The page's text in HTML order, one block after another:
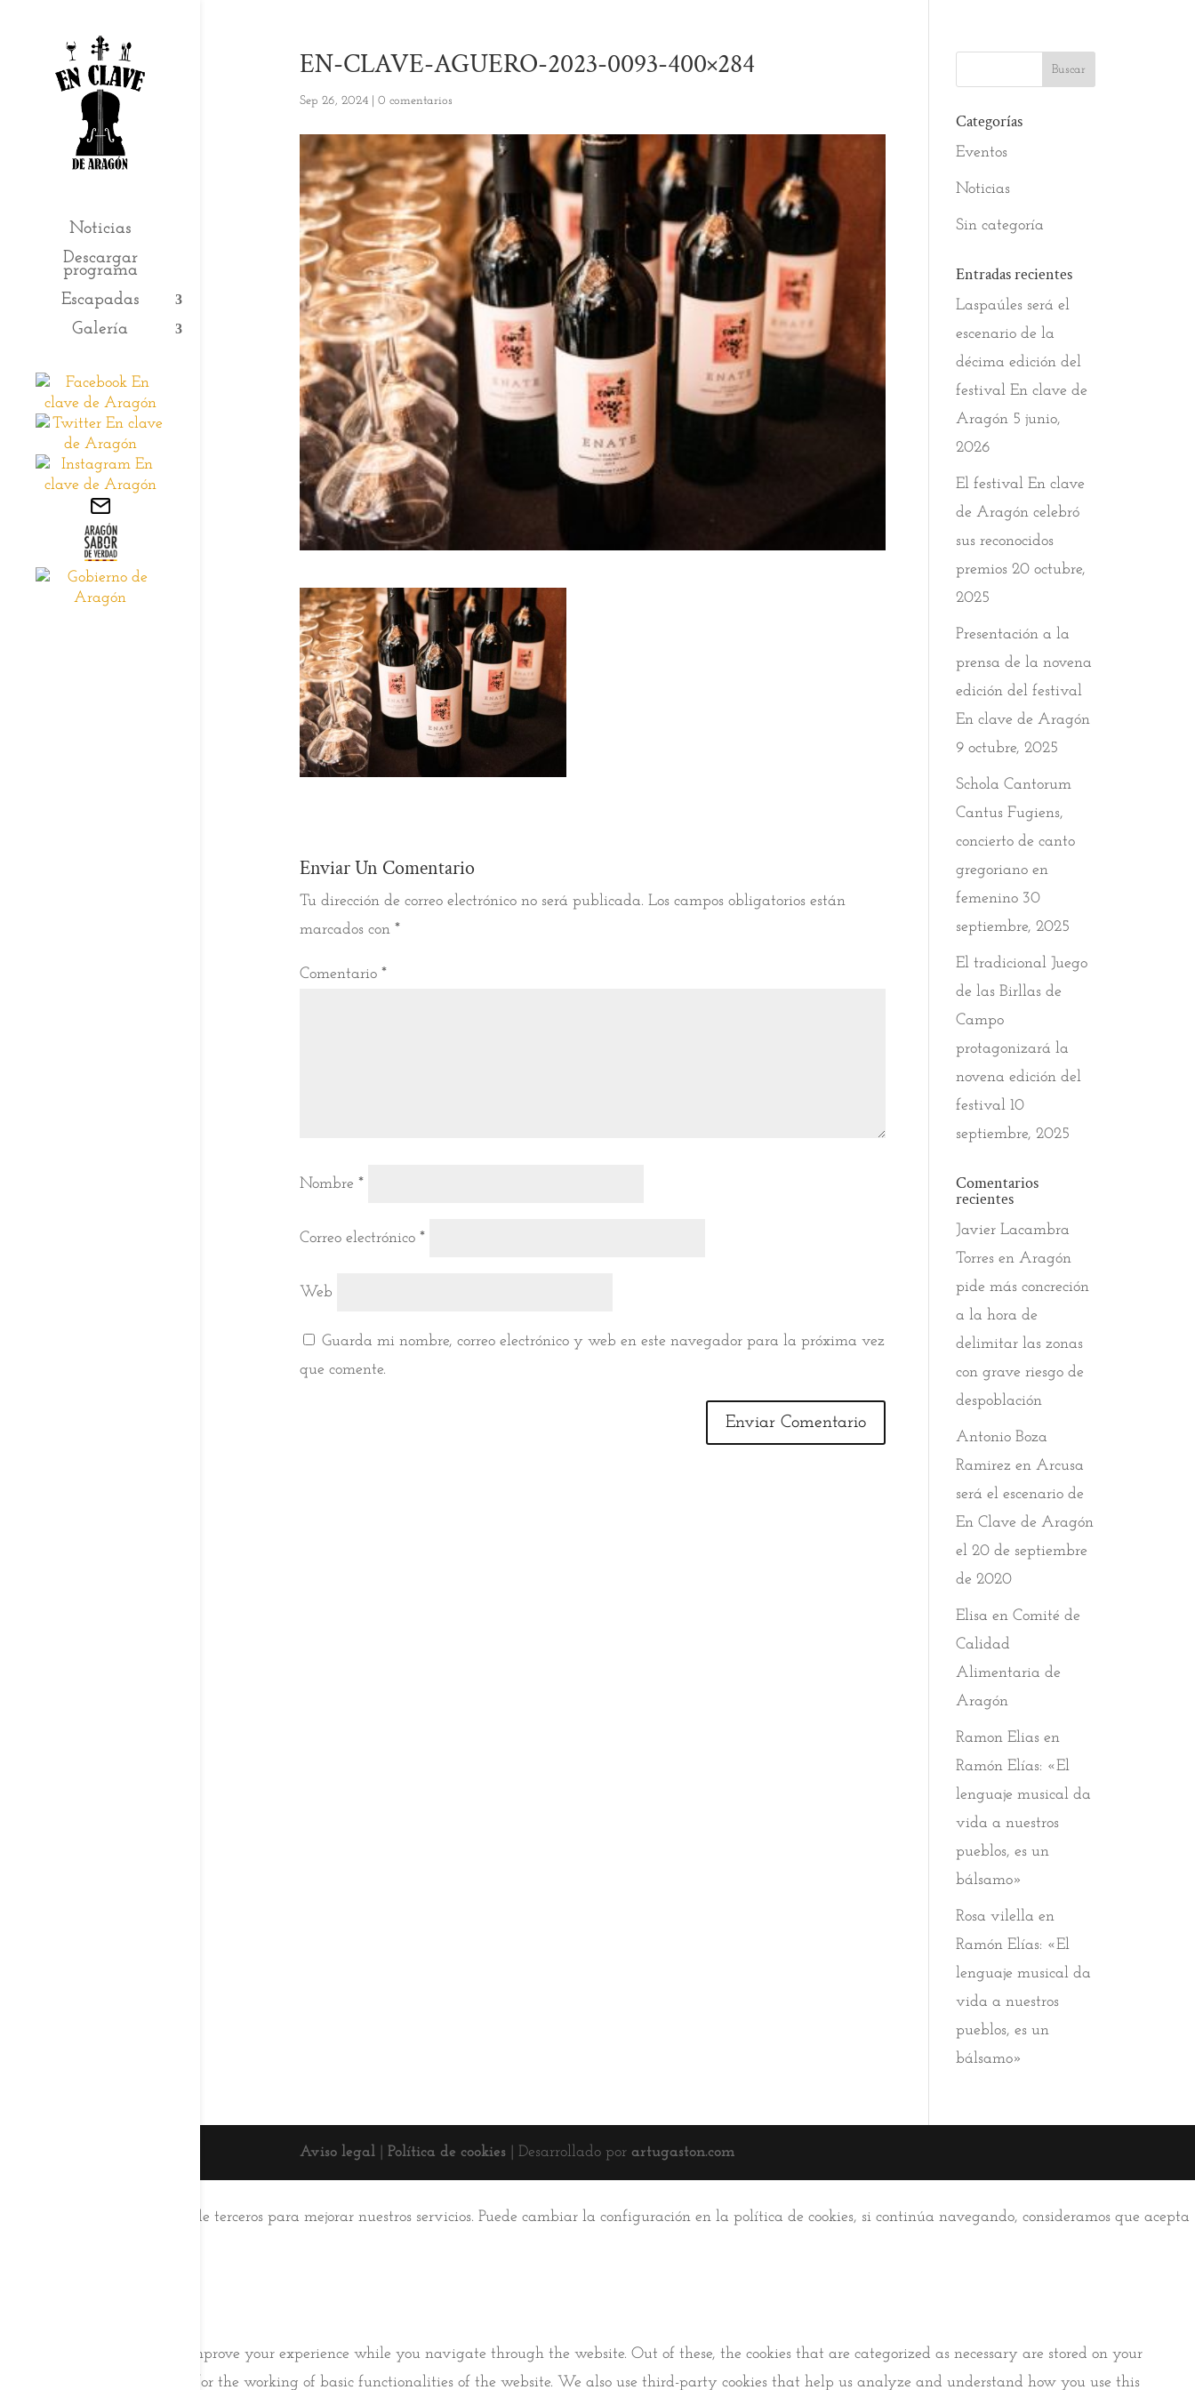
Noticias
Descargar
programa
Escapadas
Galería
EN-CLAVE-AGUERO-2023-0093-400×284
Sep 26, 2024| 0 comentarios
Enviar Un Comentario
Tu dirección de correo electrónico no será publicada. Los campos obligatorios están
marcados con *
Comentario *
Nombre *
Correo electrónico *
Web
Guarda mi nombre, correo electrónico y web en este navegador para la próxima vez
que comente.
Categorías
Eventos
Noticias
Sin categoría
Entradas recientes
Laspaúles será el
escenario de la
décima edición del
festival En clave de
Aragón 5 junio,
2026
El festival En clave
de Aragón celebró
sus reconocidos
premios 20 octubre,
2025
Presentación a la
prensa de la novena
edición del festival
En clave de Aragón
9 octubre, 2025
Schola Cantorum
Cantus Fugiens,
concierto de canto
gregoriano en
femenino 30
septiembre, 2025
El tradicional Juego
de las Birllas de
Campo
protagonizará la
novena edición del
festival 10
septiembre, 2025
Comentarios
recientes
Javier Lacambra
Torres enAragón
pide más concreción
a la hora de
delimitar las zonas
con grave riesgo de
despoblación
Antonio Boza
Ramirez enArcusa
será el escenario de
En Clave de Aragón
el 20 de septiembre
de 2020
Elisa enComité de
Calidad
Alimentaria de
Aragón
Ramon Elias en
Ramón Elías: «El
lenguaje musical da
vida a nuestros
pueblos, es un
bálsamo»
Rosa vilella en
Ramón Elías: «El
lenguaje musical da
vida a nuestros
pueblos, es un
bálsamo»
Aviso legal| Política de cookies| Desarrollado por artugaston.com
Utilizamos cookies propias y de terceros para mejorar nuestros servicios. Puede cambiar la configuración en la política de cookies, si continúa navegando, consideramos que acepta
This website uses cookies to improve your experience while you navigate through the website. Out of these, the cookies that are categorized as necessary are stored on your
browser as they are essential for the working of basic functionalities of the website. We also use third-party cookies that help us analyze and understand how you use this